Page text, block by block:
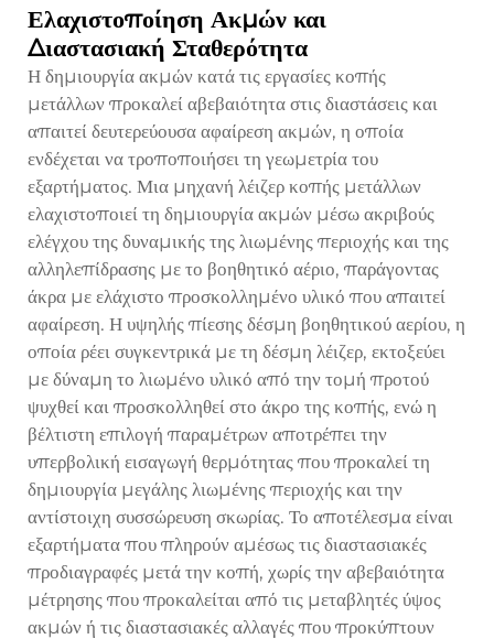
Ελαχιστοποίηση Ακμών και
Διαστασιακή Σταθερότητα
Η δημιουργία ακμών κατά τις εργασίες κοπής
μετάλλων προκαλεί αβεβαιότητα στις διαστάσεις και
απαιτεί δευτερεύουσα αφαίρεση ακμών, η οποία
ενδέχεται να τροποποιήσει τη γεωμετρία του
εξαρτήματος. Μια μηχανή λέιζερ κοπής μετάλλων
ελαχιστοποιεί τη δημιουργία ακμών μέσω ακριβούς
ελέγχου της δυναμικής της λιωμένης περιοχής και της
αλληλεπίδρασης με το βοηθητικό αέριο, παράγοντας
άκρα με ελάχιστο προσκολλημένο υλικό που απαιτεί
αφαίρεση. Η υψηλής πίεσης δέσμη βοηθητικού αερίου, η
οποία ρέει συγκεντρικά με τη δέσμη λέιζερ, εκτοξεύει
με δύναμη το λιωμένο υλικό από την τομή προτού
ψυχθεί και προσκολληθεί στο άκρο της κοπής, ενώ η
βέλτιστη επιλογή παραμέτρων αποτρέπει την
υπερβολική εισαγωγή θερμότητας που προκαλεί τη
δημιουργία μεγάλης λιωμένης περιοχής και την
αντίστοιχη συσσώρευση σκωρίας. Το αποτέλεσμα είναι
εξαρτήματα που πληρούν αμέσως τις διαστασιακές
προδιαγραφές μετά την κοπή, χωρίς την αβεβαιότητα
μέτρησης που προκαλείται από τις μεταβλητές ύψος
ακμών ή τις διαστασιακές αλλαγές που προκύπτουν